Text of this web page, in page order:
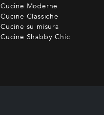
Cucine Moderne
Cucine Classiche
Cucine su misura
Cucine Shabby Chic